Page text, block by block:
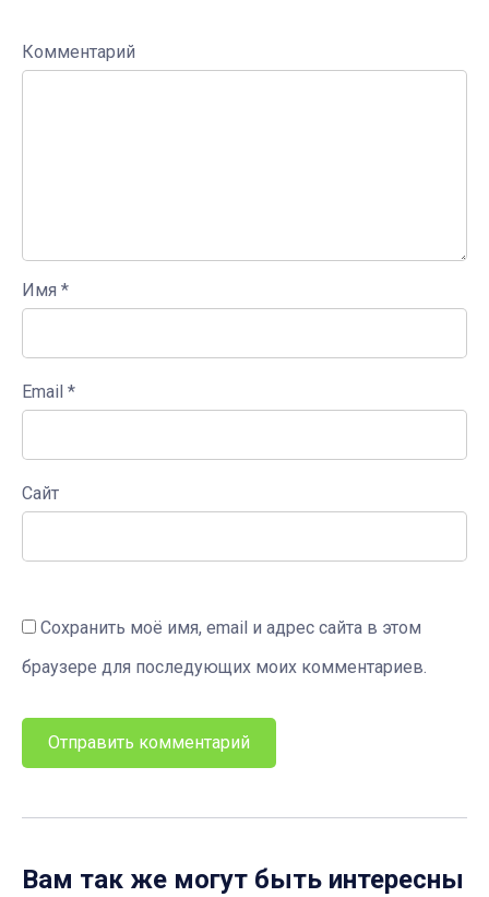
Комментарий
Имя *
Email *
Сайт
Сохранить моё имя, email и адрес сайта в этом
браузере для последующих моих комментариев.
Вам так же могут быть интересны